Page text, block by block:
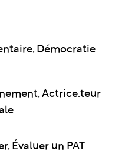
Démocratie
Actrice.teur
Évaluer un PAT